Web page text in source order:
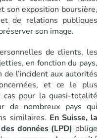
son exposition boursière,
de relations publiques
son image.
de clients, les
en fonction du pays,
l’incident aux autorités
et ce le plus
cas pour la quasi-totalité
de nombreux pays qui
similaires. En Suisse, la
données (LPD) oblige